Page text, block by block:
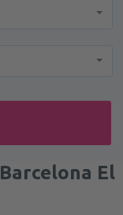
Barcelona El